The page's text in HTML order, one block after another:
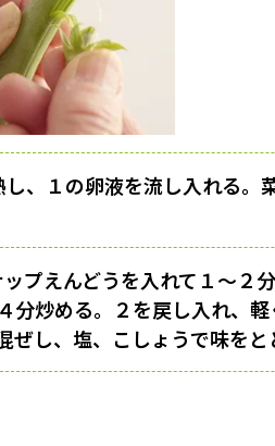
、１の卵液を流し入れる。
プえんどうを入れて１〜２
分炒める。２を戻し入れ、
し、塩、こしょうで味をと